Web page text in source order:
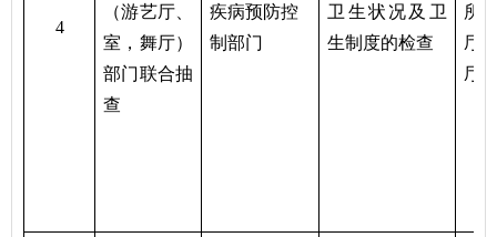
4
（游艺厅、
室，舞厅）
部门联合抽
查
疾病预防控
制部门
卫生状况及卫
生制度的检查
所
厅
厅